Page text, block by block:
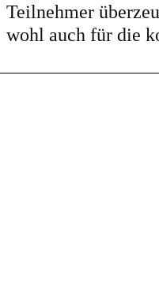
Teilnehmer
wohl auch für die